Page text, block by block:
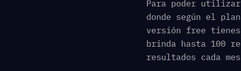
Para poder
donde según el
versión free
brinda hasta 100
resultados cada